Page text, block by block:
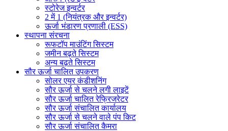
स्टोरेज इन्वर्टर
2 में 1 (नियंत्रक और इन्वर्टर)
ऊर्जा भंडारण प्रणाली (ESS)
स्थापना संरचना
रूफटॉप माउंटिंग सिस्टम
जमीन बढ़ते सिस्टम
अन्य बढ़ते सिस्टम
सौर ऊर्जा चालित उपकरण
सोलर एयर कंडीशनिंग
सौर ऊर्जा से चलने लगी लाइटें
सौर ऊर्जा चालित रेफ्रिजरेटर
सौर ऊर्जा संचालित कार्यालय
सौर ऊर्जा से चलने वाले पंप किट
सौर ऊर्जा संचालित कैमरा